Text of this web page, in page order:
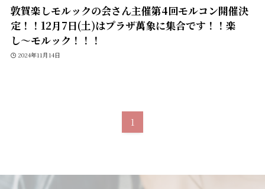
敦賀楽しモルックの会さん主催第4回モルコン開催決
定！！12月7日(土)はプラザ萬象に集合です！！楽
し〜モルック！！！
2024年11月14日
1